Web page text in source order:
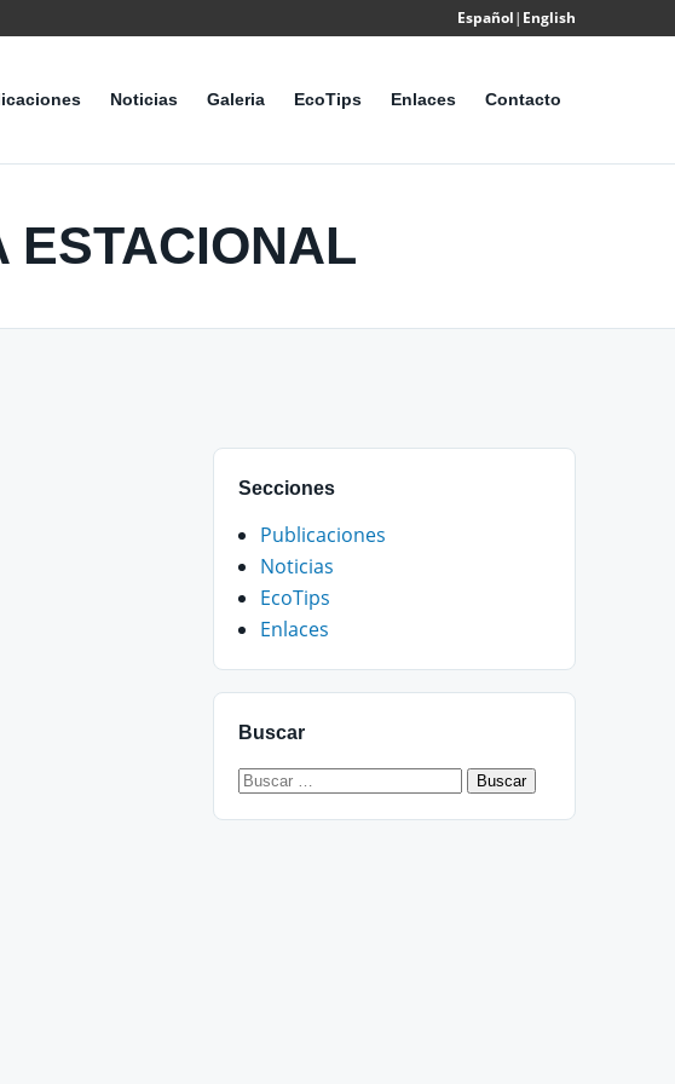
Español| English
Noticias Galeria EcoTips Enlaces Contacto
ESTACIONAL
Secciones
Publicaciones
Noticias
EcoTips
Enlaces
Buscar
Buscar: